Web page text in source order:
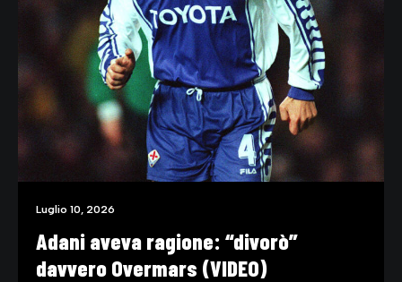
Luglio 10, 2026
Adani aveva ragione: “divorò”
davvero Overmars (VIDEO)